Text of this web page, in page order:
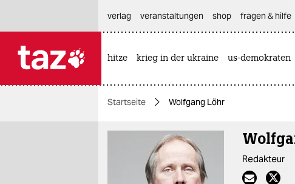
themen
verlag
veranstaltungen shop fragen & hilfe
hitze krieg in der ukraine us-demokraten
Startseite Wolfgang Löhr
Redakteur